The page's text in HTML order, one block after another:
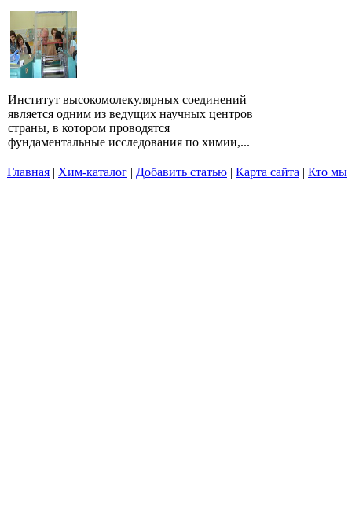
Институт высокомолекулярных соединений
является одним из ведущих научных центров
страны, в котором проводятся
фундаментальные исследования по химии,...
Главная | Хим-каталог | Добавить статью | Карта сайта | Кто мы